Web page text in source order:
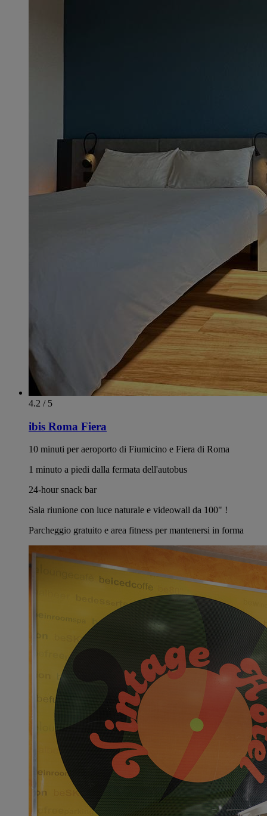
4.2 / 5
ibis Roma Fiera
10 minuti per aeroporto di Fiumicino e Fiera di Roma
1 minuto a piedi dalla fermata dell'autobus
24-hour snack bar
Sala riunione con luce naturale e videowall da 100" !
Parcheggio gratuito e area fitness per mantenersi in forma